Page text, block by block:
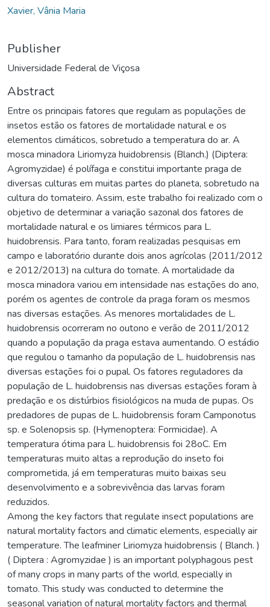
Xavier, Vânia Maria
Publisher
Universidade Federal de Viçosa
Abstract
Entre os principais fatores que regulam as populações de
insetos estão os fatores de mortalidade natural e os
elementos climáticos, sobretudo a temperatura do ar. A
mosca minadora Liriomyza huidobrensis (Blanch.) (Diptera:
Agromyzidae) é polífaga e constitui importante praga de
diversas culturas em muitas partes do planeta, sobretudo na
cultura do tomateiro. Assim, este trabalho foi realizado com o
objetivo de determinar a variação sazonal dos fatores de
mortalidade natural e os limiares térmicos para L.
huidobrensis. Para tanto, foram realizadas pesquisas em
campo e laboratório durante dois anos agrícolas (2011/2012
e 2012/2013) na cultura do tomate. A mortalidade da
mosca minadora variou em intensidade nas estações do ano,
porém os agentes de controle da praga foram os mesmos
nas diversas estações. As menores mortalidades de L.
huidobrensis ocorreram no outono e verão de 2011/2012
quando a população da praga estava aumentando. O estádio
que regulou o tamanho da população de L. huidobrensis nas
diversas estações foi o pupal. Os fatores reguladores da
população de L. huidobrensis nas diversas estações foram à
predação e os distúrbios fisiológicos na muda de pupas. Os
predadores de pupas de L. huidobrensis foram Camponotus
sp. e Solenopsis sp. (Hymenoptera: Formicidae). A
temperatura ótima para L. huidobrensis foi 28oC. Em
temperaturas muito altas a reprodução do inseto foi
comprometida, já em temperaturas muito baixas seu
desenvolvimento e a sobrevivência das larvas foram
reduzidos.
Among the key factors that regulate insect populations are
natural mortality factors and climatic elements, especially air
temperature. The leafminer Liriomyza huidobrensis ( Blanch. )
( Diptera : Agromyzidae ) is an important polyphagous pest
of many crops in many parts of the world, especially in
tomato. This study was conducted to determine the
seasonal variation of natural mortality factors and thermal